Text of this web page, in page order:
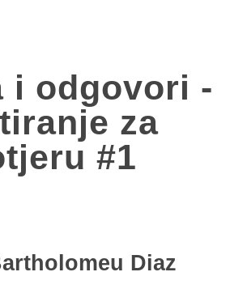
i odgovori -
za
#1
Diaz